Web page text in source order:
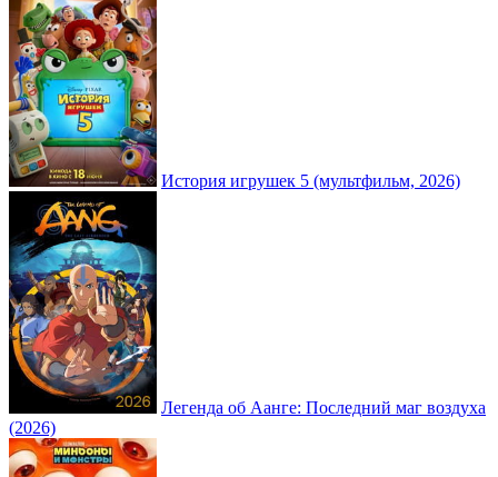
История игрушек 5 (мультфильм, 2026)
Легенда об Аанге: Последний маг воздуха
(2026)